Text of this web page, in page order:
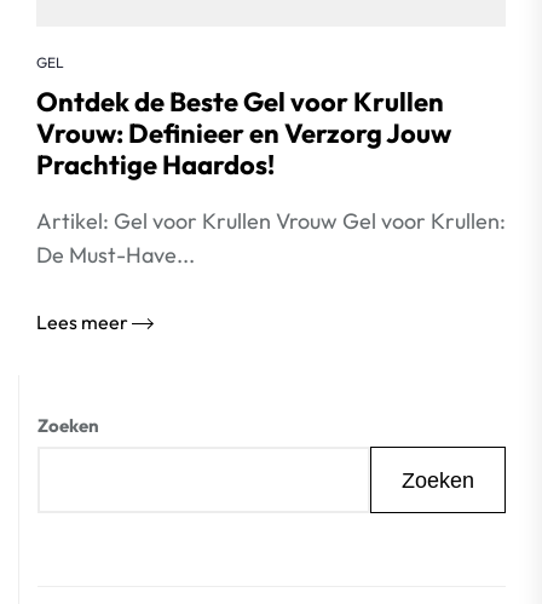
GEL
Ontdek de Beste Gel voor Krullen
Vrouw: Definieer en Verzorg Jouw
Prachtige Haardos!
Artikel: Gel voor Krullen Vrouw Gel voor Krullen:
De Must-Have...
Lees meer
Zoeken
Zoeken